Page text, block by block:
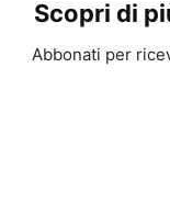
Scopri di
Abbonati per